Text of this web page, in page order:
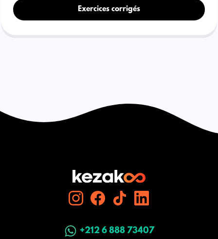
Exercices corrigés
+212 6 888 73407